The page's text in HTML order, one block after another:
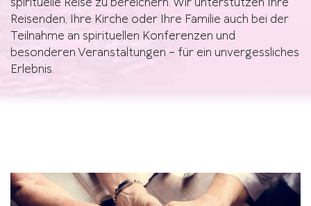
Reisenden, Ihre Kirche oder Ihre Familie auch bei der
Teilnahme an spirituellen Konferenzen und
besonderen Veranstaltungen – für ein unvergessliches
Erlebnis.